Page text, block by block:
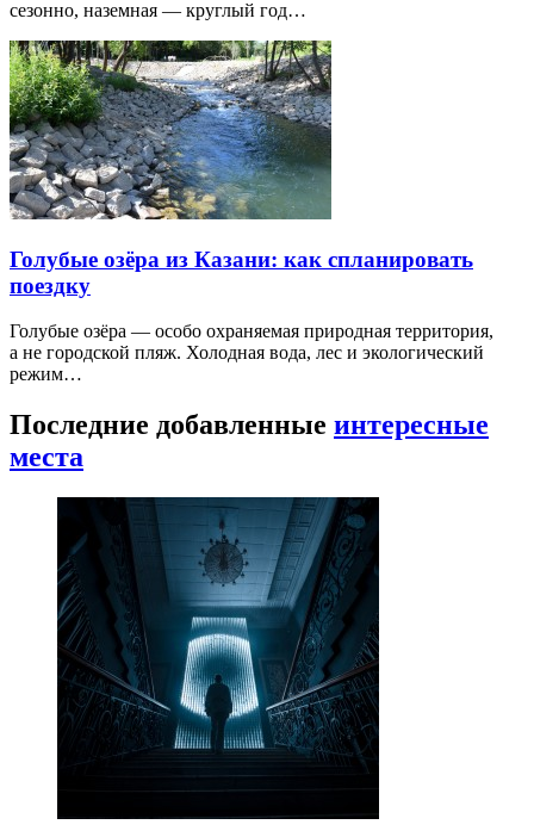
сезонно, наземная — круглый год…
Голубые озёра из Казани: как спланировать
поездку
Голубые озёра — особо охраняемая природная территория,
а не городской пляж. Холодная вода, лес и экологический
режим…
Последние добавленные интересные
места